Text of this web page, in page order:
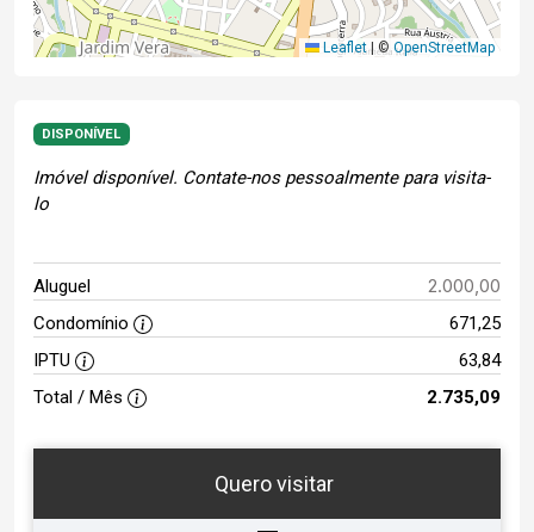
Leaflet |©OpenStreetMap
DISPONÍVEL
Imóvel disponível. Contate-nos pessoalmente para visita-
lo
Aluguel 2.000,00
Condomínio
671,25
IPTU
63,84
Total / Mês
2.735,09
Quero visitar
Qual o melhor dia e horário para